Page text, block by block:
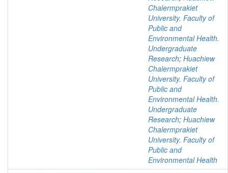
Chalermprakiet
University. Faculty of
Public and
Environmental Health.
Undergraduate
Research; Huachiew
Chalermprakiet
University. Faculty of
Public and
Environmental Health.
Undergraduate
Research; Huachiew
Chalermprakiet
University. Faculty of
Public and
Environmental Health